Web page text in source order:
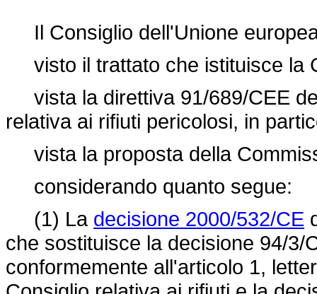
Il Consiglio dell'Unione
visto il trattato che istituisce la
vista la direttiva 91/689/CEE
relativa ai rifiuti pericolosi, in
vista la proposta della
considerando quanto segue:
(1) La decisione 2000/532/CE
che sostituisce la decisione 94/3/
conformemente all'articolo 1,